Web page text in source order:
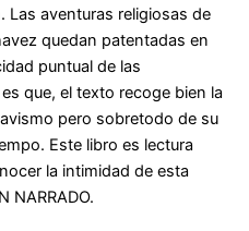
Las aventuras religiosas de
quedan patentadas en
puntual de las
que, el texto recoge bien la
pero sobretodo de su
Este libro es lectura
la intimidad de esta
NARRADO.